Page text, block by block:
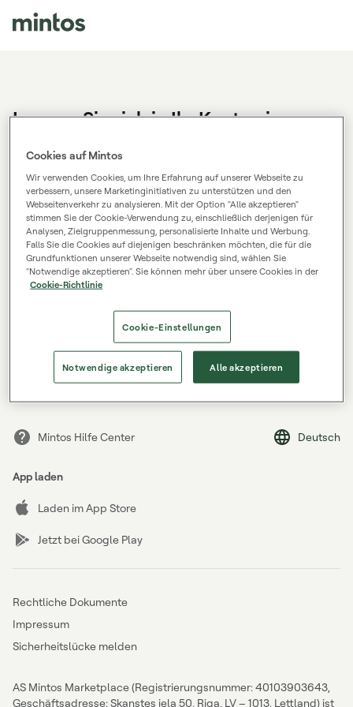
Loggen Sie sich in Ihr Konto ein
Sie haben noch kein Mintos-Konto?
E-Mail
Passwort
Einloggen
Passwort vergessen?
Mintos Hilfe Center Deutsch
App laden
Laden im App Store
Jetzt bei Google Play
Rechtliche Dokumente
Impressum
Sicherheitslücke melden
AS Mintos Marketplace (Registrierungsnummer: 40103903643,
Geschäftsadresse: Skanstes iela 50, Riga, LV – 1013, Lettland) ist
Cookies auf Mintos
Wir verwenden Cookies, um Ihre Erfahrung auf unserer Webseite zu
verbessern, unsere Marketinginitiativen zu unterstützen und den
Webseitenverkehr zu analysieren. Mit der Option "Alle akzeptieren"
stimmen Sie der Cookie-Verwendung zu, einschließlich derjenigen für
Analysen, Zielgruppenmessung, personalisierte Inhalte und Werbung.
Falls Sie die Cookies auf diejenigen beschränken möchten, die für die
Grundfunktionen unserer Webseite notwendig sind, wählen Sie
"Notwendige akzeptieren". Sie können mehr über unsere Cookies in der
Cookie-Richtlinie
Cookie-Einstellungen
Notwendige akzeptieren Alle akzeptieren